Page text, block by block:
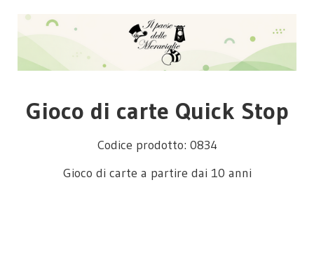
Gioco di carte Quick Stop
Codice prodotto: 0834
Gioco di carte a partire dai 10 anni